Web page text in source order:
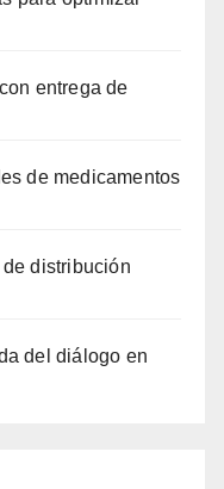
entrega de
de medicamentos
distribución
del diálogo en